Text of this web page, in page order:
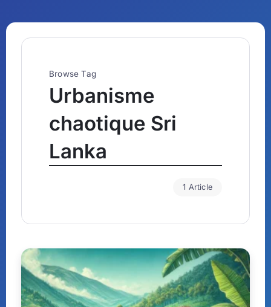
Browse Tag
Urbanisme
chaotique Sri
Lanka
1 Article